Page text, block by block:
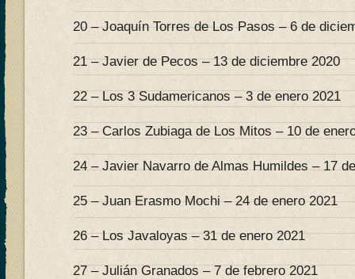
20 – Joaquín Torres de Los Pasos – 6 de
21 – Javier de Pecos – 13 de diciembre 2020
22 – Los 3 Sudamericanos – 3 de enero 2021
23 – Carlos Zubiaga de Los Mitos – 10 de
24 – Javier Navarro de Almas Humildes – 17
25 – Juan Erasmo Mochi – 24 de enero 2021
26 – Los Javaloyas – 31 de enero 2021
27 – Julián Granados – 7 de febrero 2021